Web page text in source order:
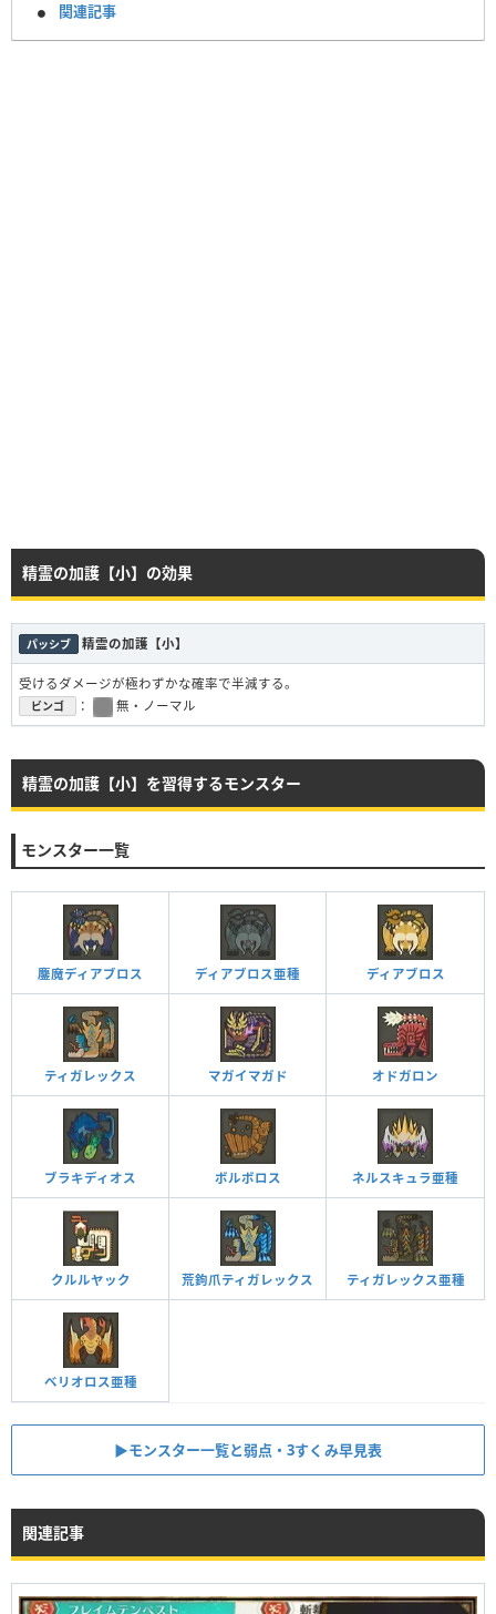
関連記事
精霊の加護【小】の効果
パッシブ 精霊の加護【小】
受けるダメージが極わずかな確率で半減する。
ビンゴ ： 無・ノーマル
精霊の加護【小】を習得するモンスター
モンスター一覧
鏖魔ディアブロス ディアブロス亜種 ディアブロス
ティガレックス マガイマガド オドガロン
ブラキディオス ボルボロス ネルスキュラ亜種
クルルヤック 荒鉤爪ティガレックス ティガレックス亜種
ベリオロス亜種
▶︎モンスター一覧と弱点・3すくみ早見表
関連記事